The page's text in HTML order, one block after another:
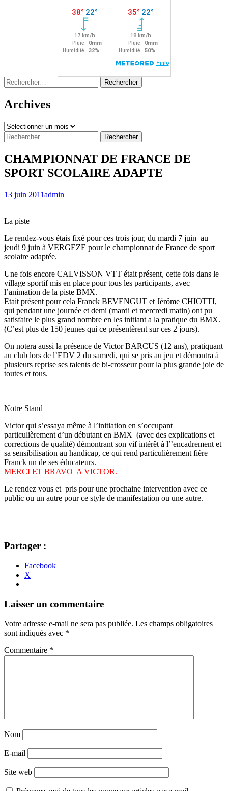
Rechercher :
Archives
Archives
Rechercher :
CHAMPIONNAT DE FRANCE DE
SPORT SCOLAIRE ADAPTE
13 juin 2011admin
La piste
Le rendez-vous étais fixé pour ces trois jour, du mardi 7 juin au
jeudi 9 juin à VERGEZE pour le championnat de France de sport
scolaire adaptée.
Une fois encore CALVISSON VTT était présent, cette fois dans le
village sportif mis en place pour tous les participants, avec
l’animation de la piste BMX.
Etait présent pour cela Franck BEVENGUT et Jérôme CHIOTTI,
qui pendant une journée et demi (mardi et mercredi matin) ont pu
satisfaire le plus grand nombre en les initiant a la pratique du BMX.
(C’est plus de 150 jeunes qui ce présentèrent sur ces 2 jours).
On notera aussi la présence de Victor BARCUS (12 ans), pratiquant
au club lors de l’EDV 2 du samedi, qui se pris au jeu et démontra à
plusieurs reprise ses talents de bi-crosseur pour la plus grande joie de
toutes et tous.
Notre Stand
Victor qui s’essaya même à l’initiation en s’occupant
particulièrement d’un débutant en BMX (avec des explications et
corrections de qualité) démontrant son vif intérêt à l’’encadrement et
sa sensibilisation au handicap, ce qui rend particulièrement fière
Franck un de ses éducateurs.
MERCI ET BRAVO A VICTOR.
Le rendez vous et pris pour une prochaine intervention avec ce
public ou un autre pour ce style de manifestation ou une autre.
Partager :
Facebook
X
Navigation
articles
←
→
Laisser un commentaire
Votre adresse e-mail ne sera pas publiée. Les champs obligatoires
sont indiqués avec *
Commentaire *
Nom
E-mail
Site web